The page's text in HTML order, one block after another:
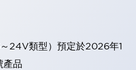
24V類型）預定於2026年1
產品